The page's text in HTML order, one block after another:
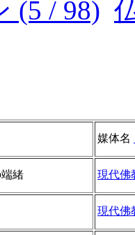
(5 / 98)
媒体名
緒 現代佛
現代佛